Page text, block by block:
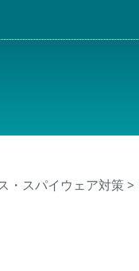
・スパイウェア対策>